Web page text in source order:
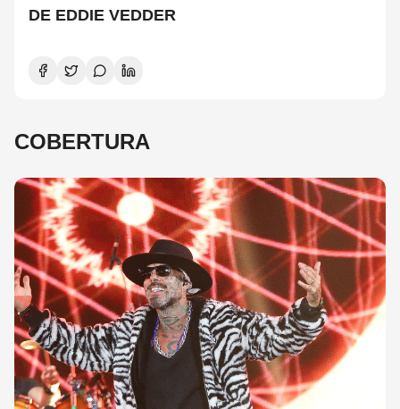
DE EDDIE VEDDER
COBERTURA